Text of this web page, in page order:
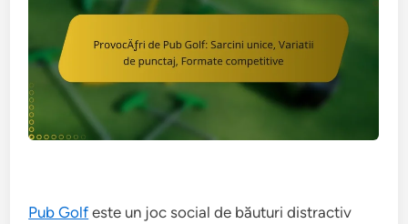
Pub Golf este un joc social de băuturi distractiv